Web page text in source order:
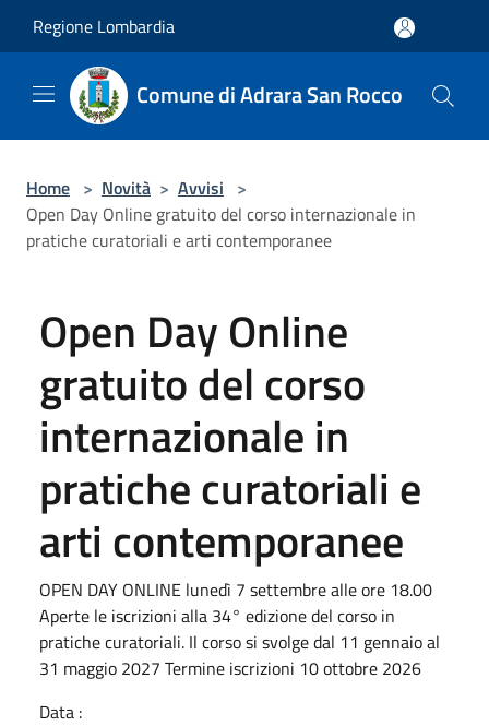
Regione Lombardia
Comune di Adrara San Rocco
Home > Novità > Avvisi >
Open Day Online gratuito del corso internazionale in
pratiche curatoriali e arti contemporanee
Open Day Online
gratuito del corso
internazionale in
pratiche curatoriali e
arti contemporanee
OPEN DAY ONLINE lunedì 7 settembre alle ore 18.00
Aperte le iscrizioni alla 34° edizione del corso in
pratiche curatoriali. Il corso si svolge dal 11 gennaio al
31 maggio 2027 Termine iscrizioni 10 ottobre 2026
Data :